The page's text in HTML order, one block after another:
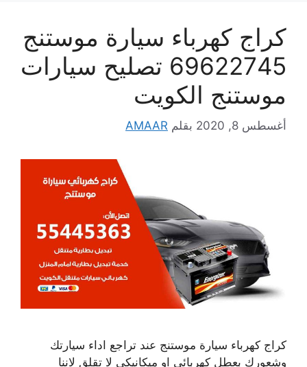
كراج كهرباء سيارة موستنج
69622745 تصليح سيارات
موستنج الكويت
أغسطس 8, 2020 بقلم AMAAR
كراج كهرباء سيارة موستنج عند تراجع اداء سيارتك
وشعورك بعطل كهربائي او ميكانيكي لا تقلق لاننا